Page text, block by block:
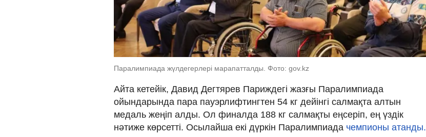
Паралимпиада жүлдегерлері марапатталды. Фото: gov.kz
Айта кетейік, Давид Дегтярев Париждегі жазғы Паралимпиада
ойындарында пара пауэрлифтингтен 54 кг дейінгі салмақта алтын
медаль жеңіп алды. Ол финалда 188 кг салмақты еңсеріп, ең үздік
нәтиже көрсетті. Осылайша екі дүркін Паралимпиада чемпионы атанды.